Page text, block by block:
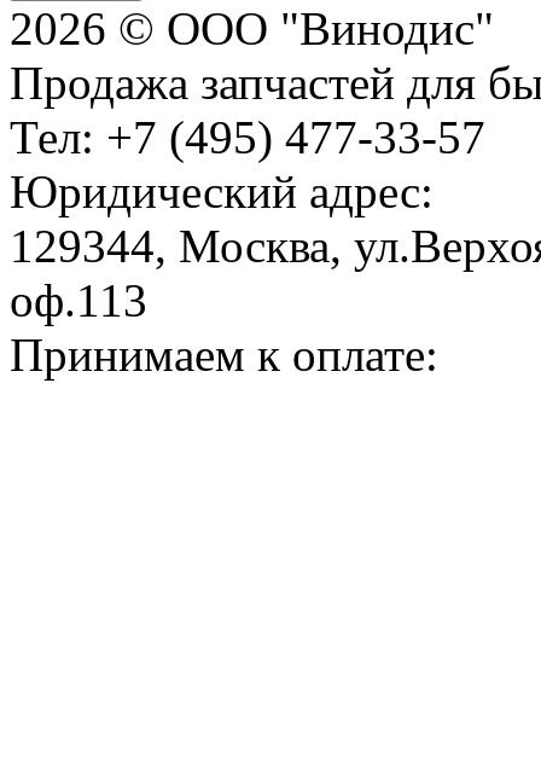
2026 © ООО "Винодис"
Продажа запчастей для
Тел: +7 (495) 477-33-57
Юридический адрес:
129344, Москва,
оф.113
Принимаем к оплате: